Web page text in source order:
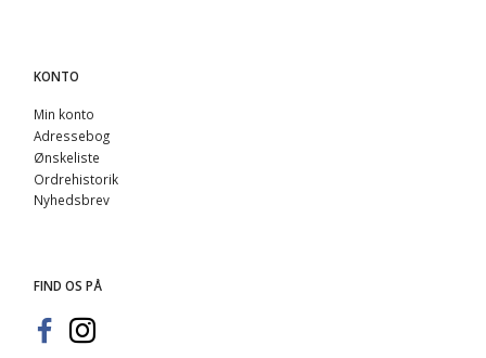
KONTO
Min konto
Adressebog
Ønskeliste
Ordrehistorik
Nyhedsbrev
FIND OS PÅ